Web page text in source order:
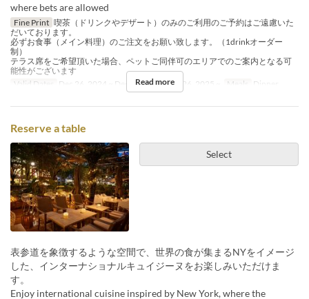
where bets are allowed
Fine Print 喫茶（ドリンクやデザート）のみのご利用のご予約はご遠慮いた
だいております。
必ずお食事（メイン料理）のご注文をお願い致します。（1drinkオーダー
制）
テラス席をご希望頂いた場合、ペットご同伴可のエリアでのご案内となる可
能性がございます
Valid Dates
Dec 26, 2024 ~ Dec 18, 2025, Dec 26, 2025 ~ Meals Dinner
Read more
Reserve a table
Select
表参道を象徴するような空間で、世界の食が集まるNYをイメージ
した、インターナショナルキュイジーヌをお楽しみいただけま
す。
Enjoy international cuisine inspired by New York, where the